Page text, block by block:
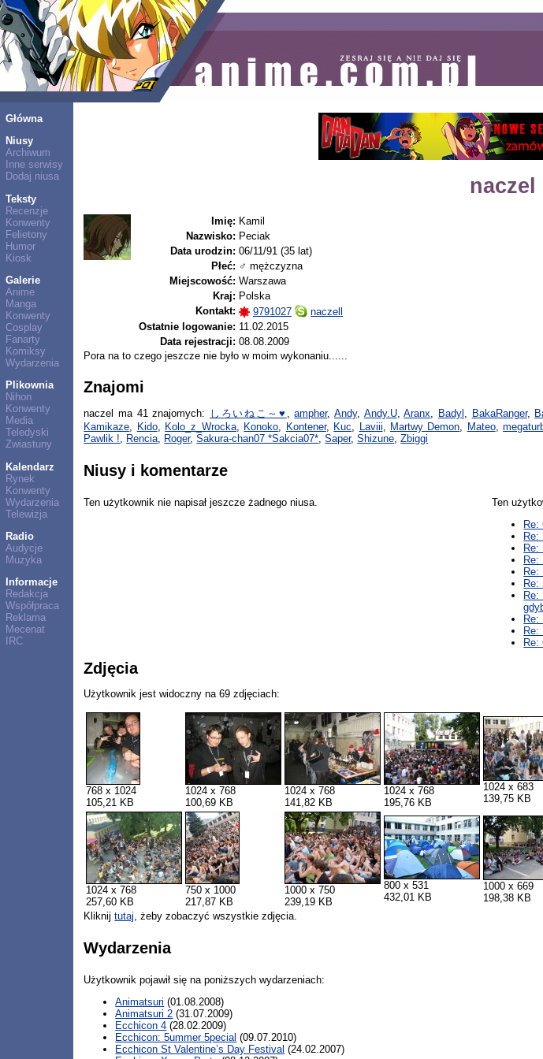
Główna
Niusy
Archiwum
Inne serwisy
Dodaj niusa
Teksty
Recenzje
Konwenty
Felietony
Humor
Kiosk
Galerie
Anime
Manga
Konwenty
Cosplay
Fanarty
Komiksy
Wydarzenia
Plikownia
Nihon
Konwenty
Media
Teledyski
Zwiastuny
Kalendarz
Rynek
Konwenty
Wydarzenia
Telewizja
Radio
Audycje
Muzyka
Informacje
Redakcja
Współpraca
Reklama
Mecenat
IRC
naczel
Imię: Kamil
Nazwisko: Peciak
Data urodzin: 06/11/91 (35 lat)
Płeć: ♂ mężczyzna
Miejscowość: Warszawa
Kraj: Polska
Kontakt:
9791027
naczell
Ostatnie logowanie: 11.02.2015
Data rejestracji: 08.08.2009
Pora na to czego jeszcze nie było w moim wykonaniu......
Znajomi
naczel ma 41 znajomych: しろいねこ～♥ ,ampher,Andy, Andy.U,Aranx, Badyl , BakaRanger,
Kamikaze, Kido, Kolo_z_Wrocka, Konoko, Kontener, Kuc, Laviii, Martwy Demon, Mateo,
Pawlik !, Rencia, Roger,Sakura-chan07 *Sakcia07*,Saper,Shizune,Zbiggi
Niusy i komentarze
Ten użytkownik nie napisał jeszcze żadnego niusa.
Ten
Re:
Re:
Re:
Re:
Re:
Re:
Re:
Re:
Re:
Zdjęcia
Użytkownik jest widoczny na 69 zdjęciach:
768 x 1024
105,21 KB
1024 x 768
100,69 KB
1024 x 768
141,82 KB
1024 x 768
195,76 KB
1024 x 683
139,75 KB
1024 x 768
257,60 KB
750 x 1000
217,87 KB
1000 x 750
239,19 KB
800 x 531
432,01 KB
1000 x 669
198,38 KB
Kliknijtutaj, żeby zobaczyć wszystkie zdjęcia.
Wydarzenia
Użytkownik pojawił się na poniższych wydarzeniach:
Animatsuri (01.08.2008)
Animatsuri 2 (31.07.2009)
Ecchicon 4 (28.02.2009)
Ecchicon: 5ummer 5pecial (09.07.2010)
Ecchicon St Valentine’s Day Festival (24.02.2007)